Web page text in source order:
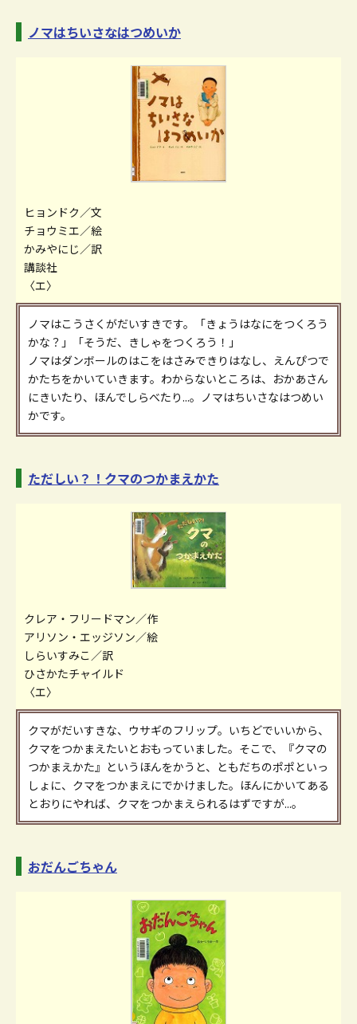
ノマはちいさなはつめいか
ヒョンドク／文
チョウミエ／絵
かみやにじ／訳
講談社
〈エ〉
ノマはこうさくがだいすきです。「きょうはなにをつくろう
かな？」「そうだ、きしゃをつくろう！」
ノマはダンボールのはこをはさみできりはなし、えんぴつで
かたちをかいていきます。わからないところは、おかあさん
にきいたり、ほんでしらべたり...。ノマはちいさなはつめい
かです。
ただしい？！クマのつかまえかた
クレア・フリードマン／作
アリソン・エッジソン／絵
しらいすみこ／訳
ひさかたチャイルド
〈エ〉
クマがだいすきな、ウサギのフリップ。いちどでいいから、
クマをつかまえたいとおもっていました。そこで、『クマの
つかまえかた』というほんをかうと、ともだちのポポといっ
しょに、クマをつかまえにでかけました。ほんにかいてある
とおりにやれば、クマをつかまえられるはずですが...。
おだんごちゃん